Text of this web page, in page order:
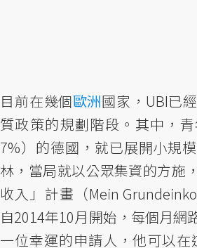
目前在幾個歐洲國家，UBI已
質政策的規劃階段。其中，
7%）的德國，就已展開小規
林，當局就以公眾集資的方施
收入」計畫（Mein
自2014年10月開始，每個月網
一位幸運的申請人，他可以在